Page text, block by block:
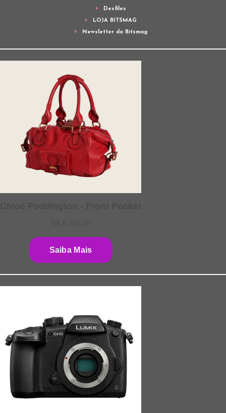
Desfiles
LOJA BITSMAG
Newsletter do Bitsmag